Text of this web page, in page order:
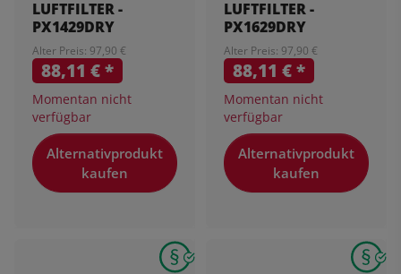
LUFTFILTER -
PX1429DRY
Alter Preis: 97,90 €
88,11 €*
Momentan nicht
verfügbar
Alternativprodukt
kaufen
LUFTFILTER -
PX1629DRY
Alter Preis: 97,90 €
88,11 €*
Momentan nicht
verfügbar
Alternativprodukt
kaufen